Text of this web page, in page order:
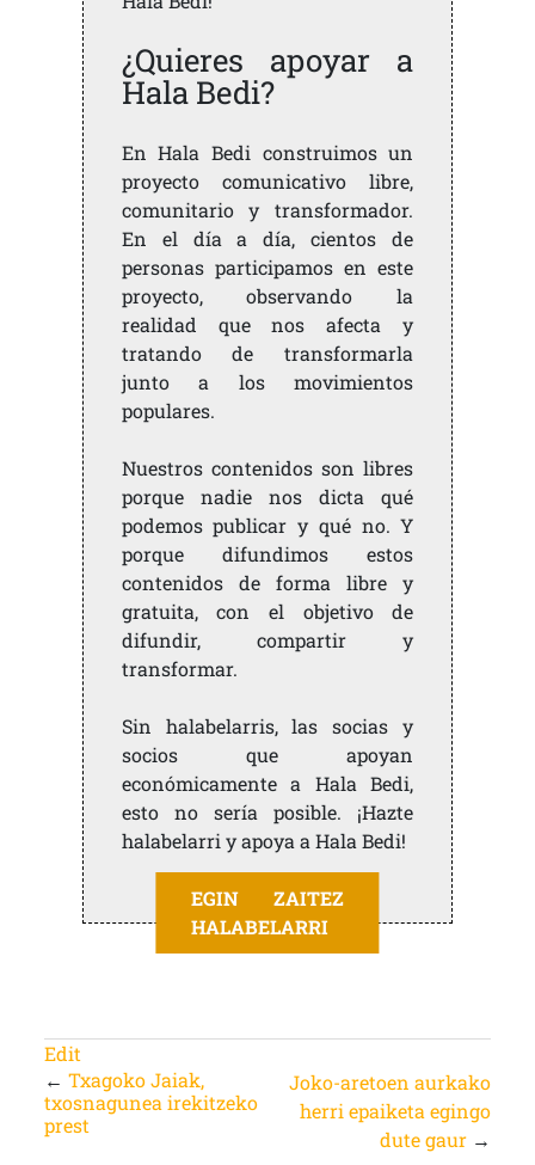
¿Quieres apoyar a
Hala Bedi?
En Hala Bedi construimos un
proyecto comunicativo libre,
comunitario y transformador.
En el día a día, cientos de
personas participamos en este
proyecto, observando la
realidad que nos afecta y
tratando de transformarla
junto a los movimientos
populares.
Nuestros contenidos son libres
porque nadie nos dicta qué
podemos publicar y qué no. Y
porque difundimos estos
contenidos de forma libre y
gratuita, con el objetivo de
difundir, compartir y
transformar.
Sin halabelarris, las socias y
socios que apoyan
económicamente a Hala Bedi,
esto no sería posible. ¡Hazte
halabelarri y apoya a Hala Bedi!
EGIN ZAITEZ
HALABELARRI
Edit
← Txagoko Jaiak,
txosnagunea irekitzeko
prest
Joko-aretoen aurkako
herri epaiketa egingo
dute gaur →